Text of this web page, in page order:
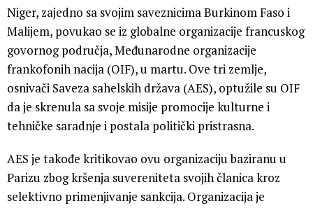
Niger, zajedno sa svojim saveznicima Burkinom Faso i
Malijem, povukao se iz globalne organizacije francuskog
govornog područja, Međunarodne organizacije
frankofonih nacija (OIF), u martu. Ove tri zemlje,
osnivači Saveza sahelskih država (AES), optužile su OIF
da je skrenula sa svoje misije promocije kulturne i
tehničke saradnje i postala politički pristrasna.
AES je takođe kritikovao ovu organizaciju baziranu u
Parizu zbog kršenja suvereniteta svojih članica kroz
selektivno primenjivanje sankcija. Organizacija je